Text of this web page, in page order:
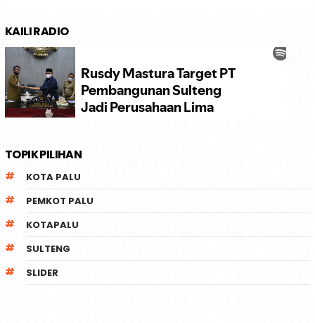
KAILI RADIO
TOPIK PILIHAN
KOTA PALU
PEMKOT PALU
KOTAPALU
SULTENG
SLIDER